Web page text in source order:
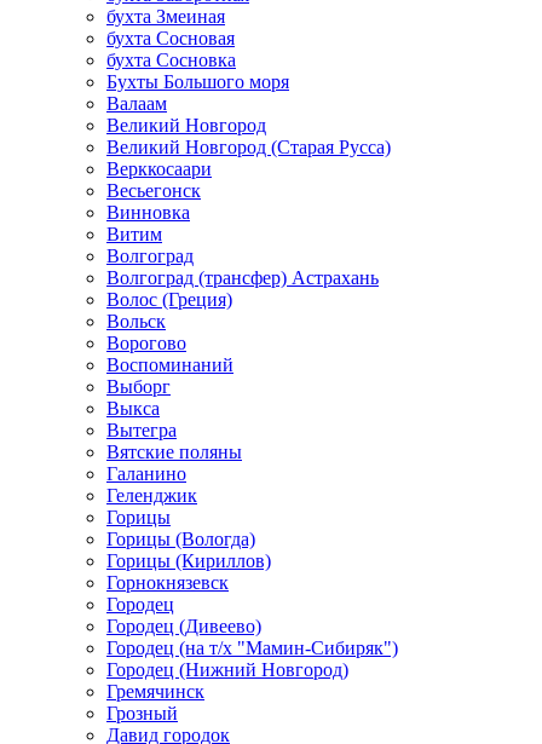
бухта Змеиная
бухта Сосновая
бухта Сосновка
Бухты Большого моря
Валаам
Великий Новгород
Великий Новгород (Старая Русса)
Верккосаари
Весьегонск
Винновка
Витим
Волгоград
Волгоград (трансфер) Астрахань
Волос (Греция)
Вольск
Ворогово
Воспоминаний
Выборг
Выкса
Вытегра
Вятские поляны
Галанино
Геленджик
Горицы
Горицы (Вологда)
Горицы (Кириллов)
Горнокнязевск
Городец
Городец (Дивеево)
Городец (на т/х "Мамин-Сибиряк")
Городец (Нижний Новгород)
Гремячинск
Грозный
Давид городок